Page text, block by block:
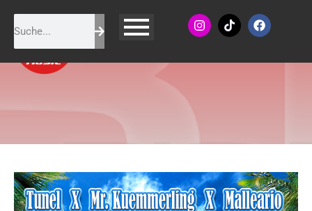
Tunel, Mr. Kuemmerling &
Malleario - Ohne Malle